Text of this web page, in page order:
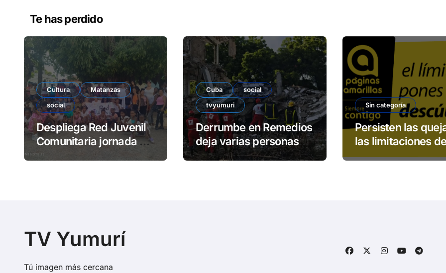
Te has perdido
Cultura
Matanzas
social
Despliega Red Juvenil
Comunitaria jornada de
impacto social en
Cuba
social
tvyumuri
Derrumbe en Remedios
deja varias personas
atrapadas
Sin categoría
Persisten las
las limitaciones
servicio 113 de
TV Yumurí
Tú imagen más cercana